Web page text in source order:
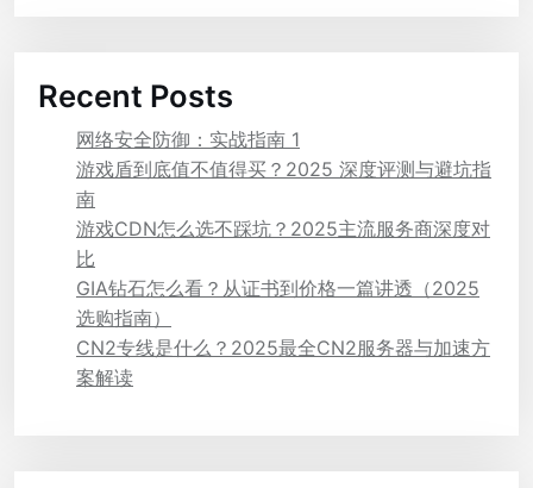
Recent Posts
网络安全防御：实战指南 1
游戏盾到底值不值得买？2025 深度评测与避坑指
南
游戏CDN怎么选不踩坑？2025主流服务商深度对
比
GIA钻石怎么看？从证书到价格一篇讲透（2025
选购指南）
CN2专线是什么？2025最全CN2服务器与加速方
案解读